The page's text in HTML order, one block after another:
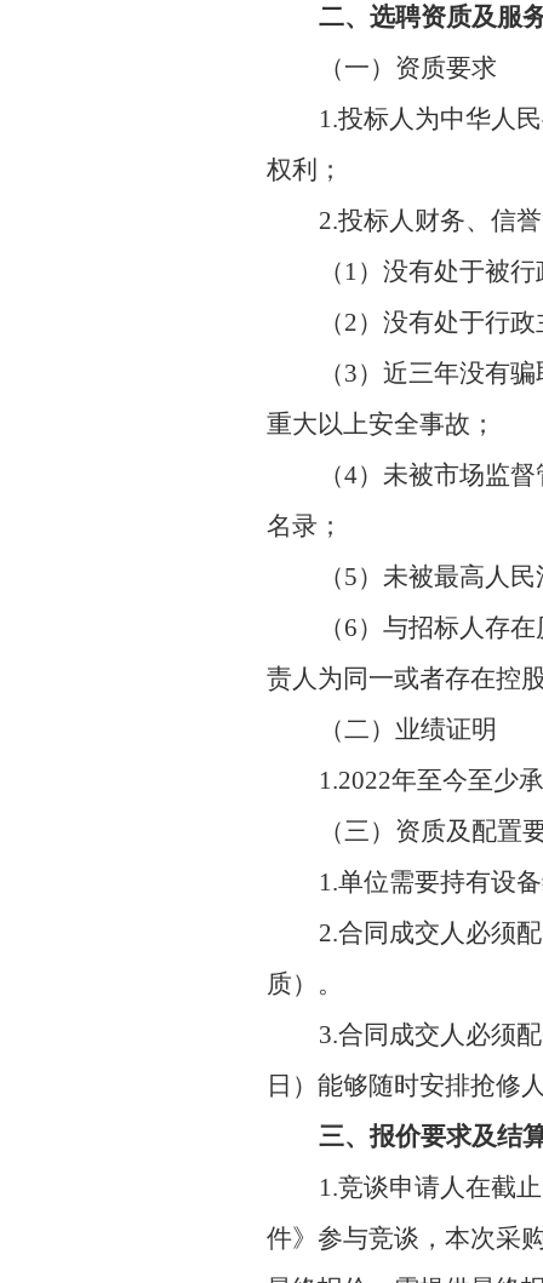
二、选聘资质及服
（一）资质要求
1.投标人为中华人
权利；
2.投标人财务、信
（ 1）没有处于被
（2）没有处于行
（3）近三年没有
重大以上安全事故；
（4）未被市场监
名录；
（5）未被最高人
（6）与招标人存
责人为同一或者存在控
（二）业绩证明
1.2022年至今至少
（三）资质及配置
1.单位需要持有设
2.合同成交人必须
质）。
3.合同成交人必须
日）能够随时安排抢修
三、报价要求及结
1.竞谈申请人在截
件》参与竞谈，本次采